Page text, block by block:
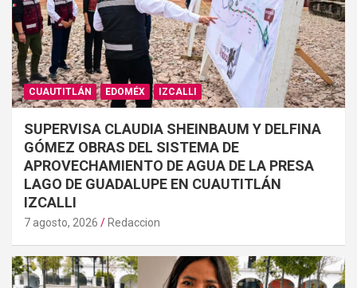
CUAUTITLÁN EDOMÉX IZCALLI
SUPERVISA CLAUDIA SHEINBAUM Y DELFINA
GÓMEZ OBRAS DEL SISTEMA DE
APROVECHAMIENTO DE AGUA DE LA PRESA
LAGO DE GUADALUPE EN CUAUTITLÁN
IZCALLI
7 agosto, 2026 Redaccion